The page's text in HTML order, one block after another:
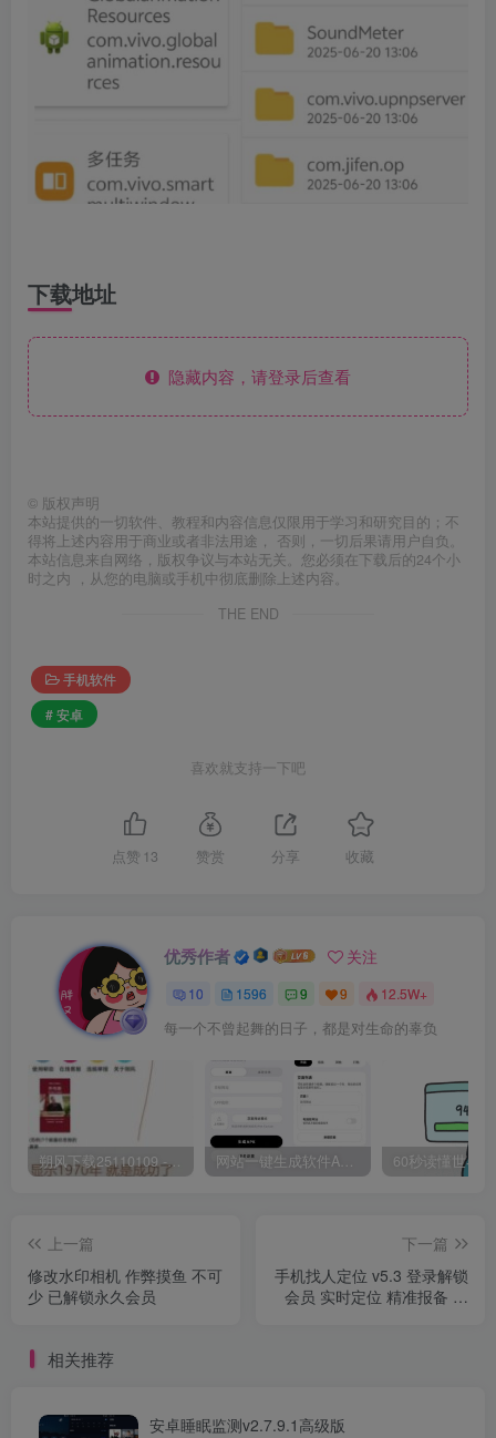
下载地址
隐藏内容，请登录后查看
© 版权声明
本站提供的一切软件、教程和内容信息仅限用于学习和研究目的；不
得将上述内容用于商业或者非法用途， 否则，一切后果请用户自负。
本站信息来自网络，版权争议与本站无关。您必须在下载后的24个小
时之内 ，从您的电脑或手机中彻底删除上述内容。
THE END
手机软件
# 安卓
喜欢就支持一下吧
点赞 13 赞赏 分享 收藏
优秀作者 关注
10 1596 9 9 12.5W+
每一个不曾起舞的日子，都是对生命的辜负
朔风下载25110109 -磁力下载神器-去VIP限制版本 网站一键生成软件APP 完美版 同时支持打包html文件
上一篇
修改水印相机 作弊摸鱼 不可
少 已解锁永久会员
下一篇
手机找人定位 v5.3 登录解锁
会员 实时定位 精准报备 防
相关推荐
安卓睡眠监测v2.7.9.1高级版